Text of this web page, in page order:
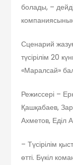
болады, –
Сценарий
түсірілім 20
«Маралсай»
Режиссері –
Қашқабаев,
Ахметов, Еділ
– Түсірілім
өтті. Бүкіл